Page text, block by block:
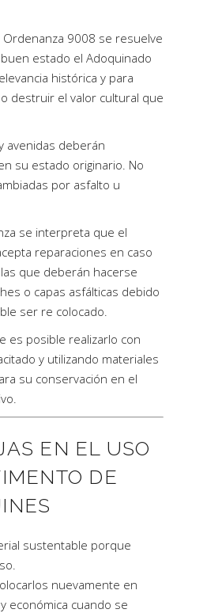
Ordenanza 9008 se resuelve
estado el Adoquinado
histórica y para
destruir el valor cultural que
avenidas deberán
su estado originario. No
por asfalto u
se interpreta que el
reparaciones en caso
que deberán hacerse
o capas asfálticas debido
ser re colocado.
es posible realizarlo con
y utilizando materiales
su conservación en el
EN EL USO
DE
sustentable porque
nuevamente en
económica cuando se